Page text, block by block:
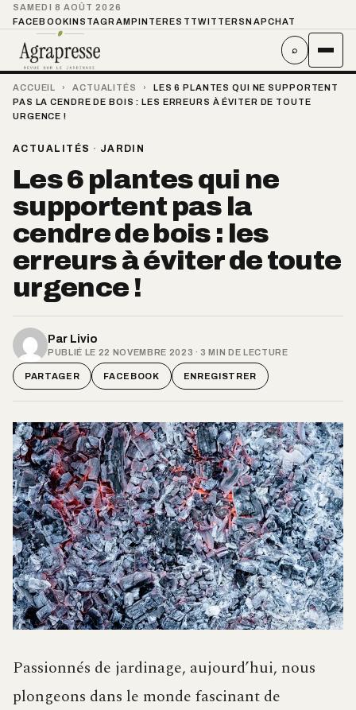
SAMEDI 8 AOÛT 2026
FACEBOOKINSTAGRAMPINTEREST TWITTER SNAPCHAT
⌕
ACCUEIL › ACTUALITÉS ›
LES 6 PLANTES QUI NE SUPPORTENT
PAS LA CENDRE DE BOIS : LES ERREURS À ÉVITER DE TOUTE
URGENCE !
ACTUALITÉS · JARDIN
Les 6 plantes qui ne
supportent pas la
cendre de bois : les
erreurs à éviter de toute
urgence !
Par Livio
PUBLIÉ LE 22 NOVEMBRE 2023 · 3 MIN DE LECTURE
PARTAGER FACEBOOK ENREGISTRER
Passionnés de jardinage, aujourd’hui, nous
plongeons dans le monde fascinant de